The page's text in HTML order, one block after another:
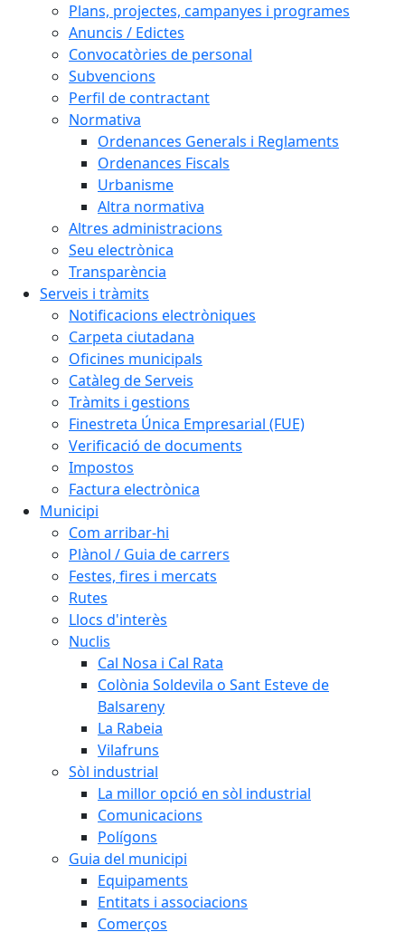
Plans, projectes, campanyes i programes
Anuncis / Edictes
Convocatòries de personal
Subvencions
Perfil de contractant
Normativa
Ordenances Generals i Reglaments
Ordenances Fiscals
Urbanisme
Altra normativa
Altres administracions
Seu electrònica
Transparència
Serveis i tràmits
Notificacions electròniques
Carpeta ciutadana
Oficines municipals
Catàleg de Serveis
Tràmits i gestions
Finestreta Única Empresarial (FUE)
Verificació de documents
Impostos
Factura electrònica
Municipi
Com arribar-hi
Plànol / Guia de carrers
Festes, fires i mercats
Rutes
Llocs d'interès
Nuclis
Cal Nosa i Cal Rata
Colònia Soldevila o Sant Esteve de
Balsareny
La Rabeia
Vilafruns
Sòl industrial
La millor opció en sòl industrial
Comunicacions
Polígons
Guia del municipi
Equipaments
Entitats i associacions
Comerços